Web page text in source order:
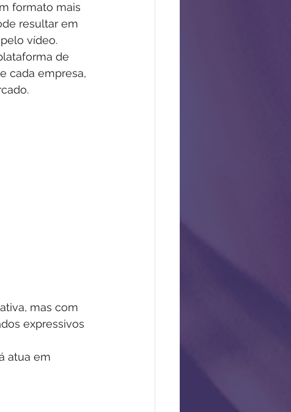
formato mais
resultar em
vídeo.
de
cada empresa,
mas com
expressivos
atua em